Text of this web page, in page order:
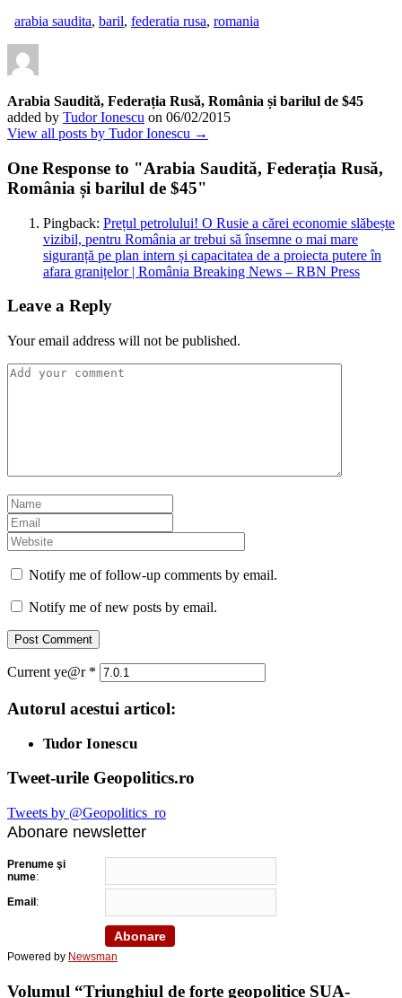
arabia saudita, baril, federatia rusa, romania
Arabia Saudită, Federația Rusă, România și barilul de $45
added by Tudor Ionescu on 06/02/2015
View all posts by Tudor Ionescu →
One Response to "Arabia Saudită, Federația Rusă,
România și barilul de $45"
Pingback: Prețul petrolului! O Rusie a cărei economie slăbește
vizibil, pentru România ar trebui să însemne o mai mare
siguranță pe plan intern și capacitatea de a proiecta putere în
afara granițelor | România Breaking News – RBN Press
Leave a Reply
Your email address will not be published.
Notify me of follow-up comments by email.
Notify me of new posts by email.
Current ye@r *
Autorul acestui articol:
Tudor Ionescu
Tweet-urile Geopolitics.ro
Tweets by @Geopolitics_ro
Abonare newsletter
Prenume şi
nume:
Email :
Powered by Newsman
Volumul “Triunghiul de forţe geopolitice SUA-